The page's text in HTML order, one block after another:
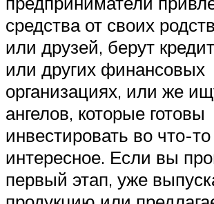
средства от своих
или друзей, берут
или других финансовых
организациях, или же
ангелов, которые готовы
инвестировать во что-то
интересное. Если вы
первый этап, уже